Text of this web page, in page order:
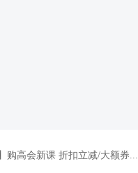
购高会新课 折扣立减/大额券...